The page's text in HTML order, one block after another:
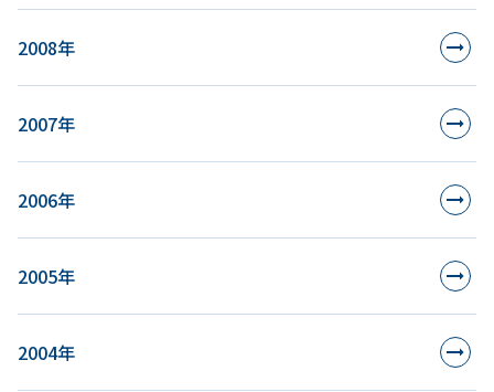
2008年
2007年
2006年
2005年
2004年